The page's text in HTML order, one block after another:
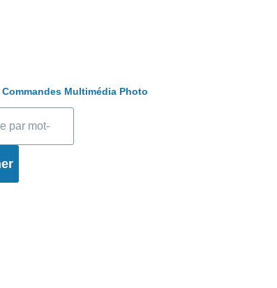
Commandes Multimédia Photo